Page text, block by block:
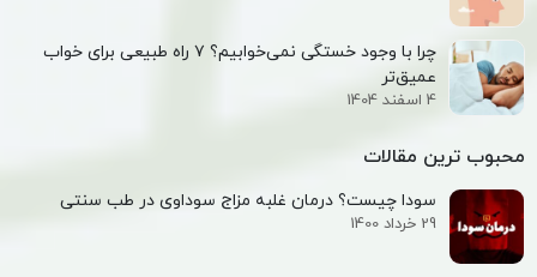
چرا با وجود خستگی نمی‌خوابیم؟ ۷ راه طبیعی برای خواب
عمیق‌تر
4 اسفند 1404
محبوب ترین مقالات
سودا چیست؟ درمان غلبه مزاج سوداوی در طب سنتی
29 خرداد 1400